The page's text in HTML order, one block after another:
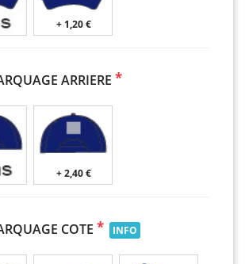
+ 1,20 €
ARRIERE *
+ 2,40 €
COTE * INFO